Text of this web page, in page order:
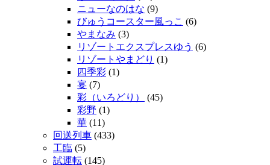
ニューなのはな (9)
びゅうコースター風っこ (6)
やまなみ (3)
リゾートエクスプレスゆう (6)
リゾートやまどり (1)
四季彩 (1)
宴 (7)
彩（いろどり）
(45)
彩野 (1)
華 (11)
回送列車 (433)
工臨 (5)
試運転 (145)